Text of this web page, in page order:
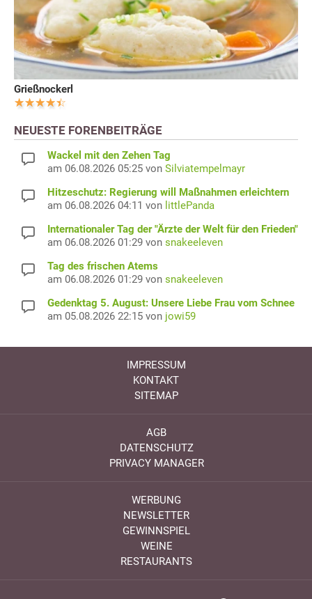
Grießnockerl
NEUESTE FORENBEITRÄGE
Wackel mit den Zehen Tag
am 06.08.2026 05:25 von Silviatempelmayr
Hitzeschutz: Regierung will Maßnahmen erleichtern
am 06.08.2026 04:11 von littlePanda
Internationaler Tag der "Ärzte der Welt für den Frieden"
am 06.08.2026 01:29 von snakeeleven
Tag des frischen Atems
am 06.08.2026 01:29 von snakeeleven
Gedenktag 5. August: Unsere Liebe Frau vom Schnee
am 05.08.2026 22:15 von jowi59
IMPRESSUM
KONTAKT
SITEMAP
AGB
DATENSCHUTZ
PRIVACY MANAGER
WERBUNG
NEWSLETTER
GEWINNSPIEL
WEINE
RESTAURANTS